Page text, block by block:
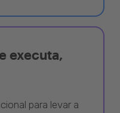
executa,
para levar a